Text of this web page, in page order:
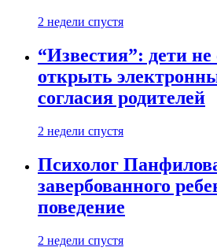
2 недели спустя
“Известия”: дети не
открыть
согласия родителей
2 недели спустя
Психолог
завербованного
поведение
2 недели спустя